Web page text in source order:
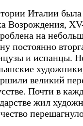
Италии была
Возрождения,
на
постоянно
и испанцы.
великий
Почти в
жил